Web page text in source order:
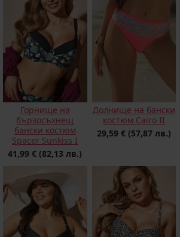
Горнище на
бързосъхнещ
бански костюм
Spacer Sunkiss I
41,99 € (82,13 лв.)
Долнище на бански
костюм Cairo II
29,59 € (57,87 лв.)